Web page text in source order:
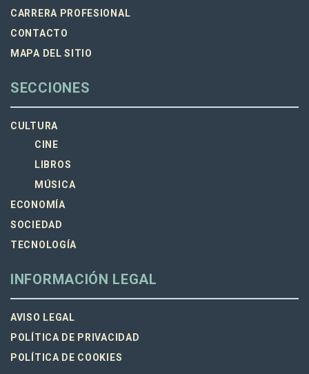
CARRERA PROFESIONAL
CONTACTO
MAPA DEL SITIO
SECCIONES
CULTURA
CINE
LIBROS
MÚSICA
ECONOMÍA
SOCIEDAD
TECNOLOGÍA
INFORMACIÓN LEGAL
AVISO LEGAL
POLÍTICA DE PRIVACIDAD
POLÍTICA DE COOKIES